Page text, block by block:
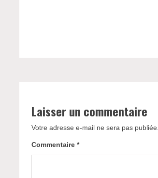
Laisser un commentaire
Votre adresse e-mail ne sera pas publiée.
Commentaire*